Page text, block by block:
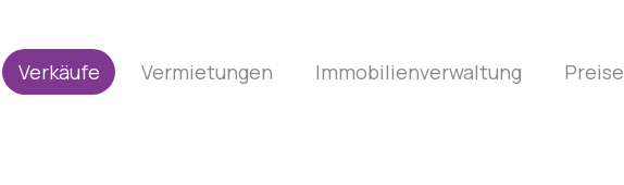
Verkäufe Vermietungen Immobilienverwaltung Preise